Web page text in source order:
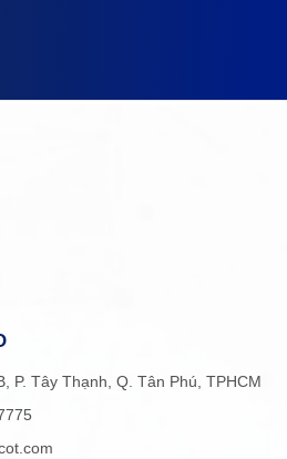
P. Tây Thạnh, Q. Tân Phú, TPHCM